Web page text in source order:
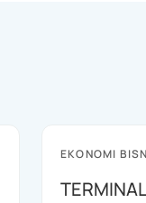
EKONOMI